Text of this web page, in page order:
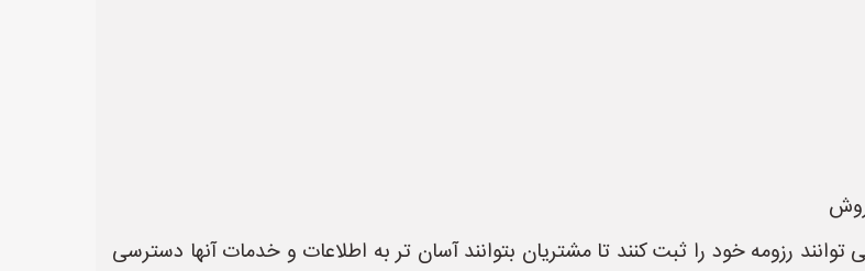
رزومه خود را ثبت کنند تا مشتریان بتوانند آسان تر به اطلاعات و خدمات آنها دسترسی